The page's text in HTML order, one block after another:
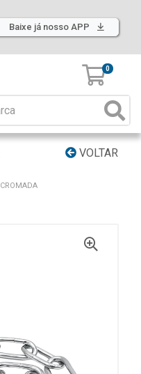
Baixe já nosso APP
0
VOLTAR